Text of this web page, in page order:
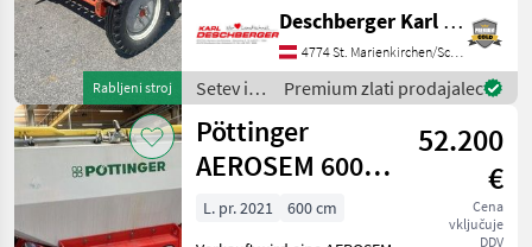
Rabljeni stroj
Fahrgassenschaltung und
Striegel. Ihr
Ansprechpartner - Hr.
Deschberger Karl dodatno
česalo, vklop
Deschberger Karl Landtechnik GesmbH & Co KG
4774 St. Marienkirchen/Schärding
Setev in
nega /
Reform
Premium zlati prodajalec
Pöttinger
AEROSEM 6002
FDD
52.200
€
Cena
vključuje
DDV
L. pr. 2021
600 cm